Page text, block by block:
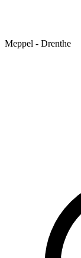
Meppel - Drenthe